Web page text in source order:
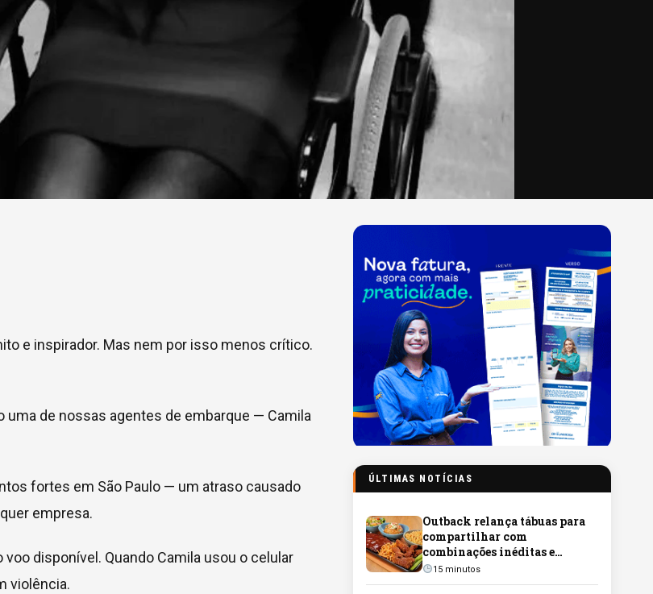
e inspirador. Mas nem por isso menos crítico.
uma de nossas agentes de embarque — Camila
fortes em São Paulo — um atraso causado
empresa.
disponível. Quando Camila usou o celular
violência.
ÚLTIMAS NOTÍCIAS
Outback relança tábuas para
compartilhar com
combinações inéditas e
clássicos do cardápio em
Campo Grande
15 minutos